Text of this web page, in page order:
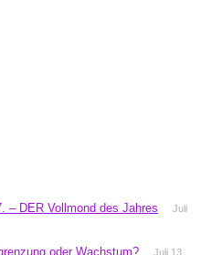
– DER Vollmond des Jahres
Juli
oder Wachstum?
Juli 13,